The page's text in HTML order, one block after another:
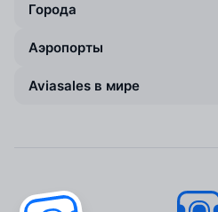
Города
Аэропорты
Aviasales в мире